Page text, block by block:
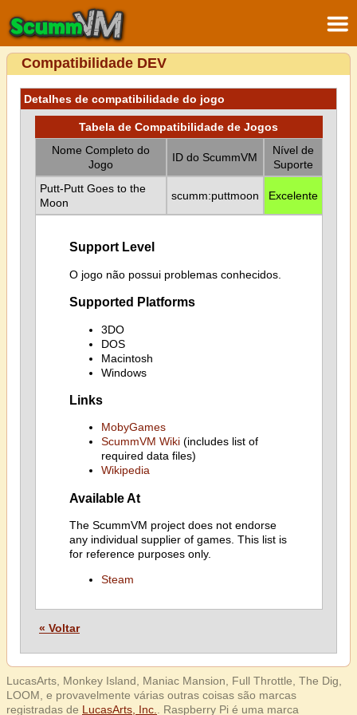
Compatibilidade DEV
Detalhes de compatibilidade do jogo
Tabela de Compatibilidade de Jogos
Nome Completo do
Jogo
ID do ScummVM
Nível de
Suporte
Putt-Putt Goes to the
Moon
scumm:puttmoon Excelente
Support Level
O jogo não possui problemas conhecidos.
Supported Platforms
3DO
DOS
Macintosh
Windows
Links
MobyGames
ScummVM Wiki(includes list of
required data files)
Wikipedia
Available At
The ScummVM project does not endorse
any individual supplier of games. This list is
for reference purposes only.
Steam
« Voltar
LucasArts, Monkey Island, Maniac Mansion, Full Throttle, The Dig,
LOOM, e provavelmente várias outras coisas são marcas
registradas de LucasArts, Inc. . Raspberry Pi é uma marca